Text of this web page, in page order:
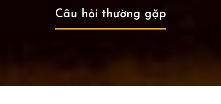
Câu hỏi thường gặp